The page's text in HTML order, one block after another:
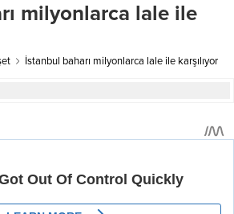
milyonlarca lale ile
İstanbul baharı milyonlarca lale ile karşılıyor